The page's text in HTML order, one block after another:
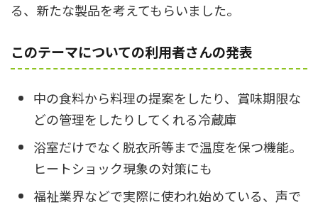
る、新たな製品を考えてもらいました。
このテーマについての利用者さんの発表
中の食料から料理の提案をしたり、賞味期限な
どの管理をしたりしてくれる冷蔵庫
浴室だけでなく脱衣所等まで温度を保つ機能。
ヒートショック現象の対策にも
福祉業界などで実際に使われ始めている、声で